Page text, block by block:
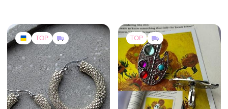
TOP TOP